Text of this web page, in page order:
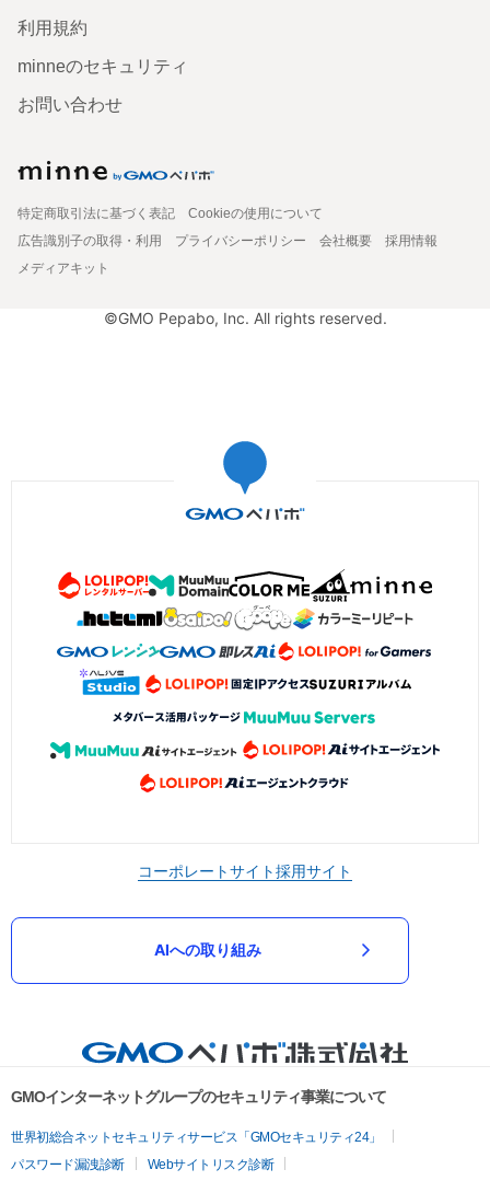
利用規約
minneのセキュリティ
お問い合わせ
特定商取引法に基づく表記
Cookieの使用について
広告識別子の取得・利用
プライバシーポリシー 会社概要
採用情報
メディアキット
©GMO Pepabo, Inc. All rights reserved.
コーポレートサイト採用サイト
AIへの取り組み
GMOインターネットグループのセキュリティ事業について
世界初総合ネットセキュリティサービス「GMOセキュリティ24」
パスワード漏洩診断
Webサイトリスク診断